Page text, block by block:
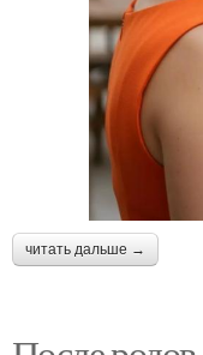
читать дальше →